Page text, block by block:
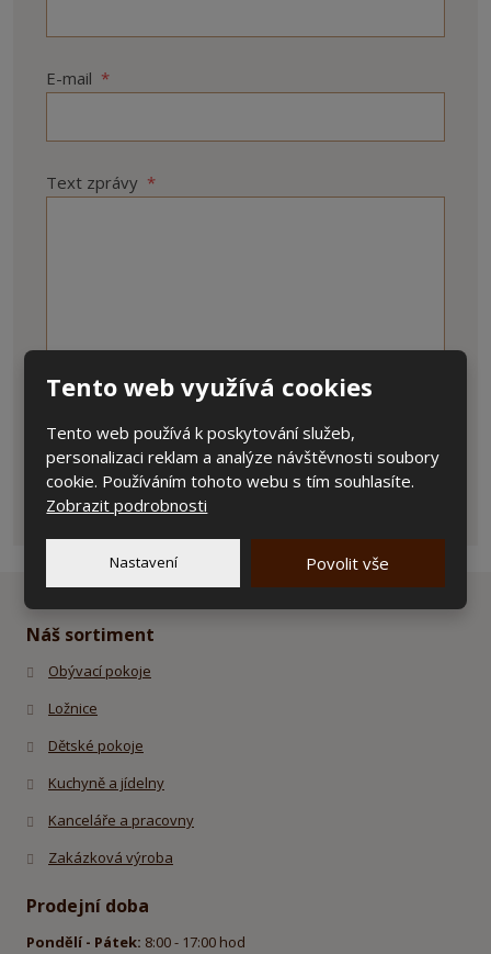
E-mail *
Text zprávy *
Položky označené hvězdičkou ( *) jsou povinné.
Souhlasím
se
zpracováním
osobních
údajů.
Souhlasím se zpracovánímosobních údajů
ODESLAT
nepodařilo
odeslat.
Náš sortiment
Obývací pokoje
Ložnice
Dětské pokoje
Kuchyně a jídelny
Kanceláře a pracovny
Zakázková výroba
Prodejní doba
Pondělí - Pátek: 8:00 - 17:00 hod
Tento web využívá cookies
Tento web používá k poskytování služeb,
personalizaci reklam a analýze návštěvnosti soubory
cookie. Používáním tohoto webu s tím souhlasíte.
Zobrazit podrobnosti
Nastavení Povolit vše